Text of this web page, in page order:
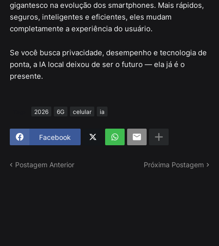
gigantesco na evolução dos smartphones. Mais rápidos,
seguros, inteligentes e eficientes, eles mudam
completamente a experiência do usuário.
Se você busca privacidade, desempenho e tecnologia de
ponta, a IA local deixou de ser o futuro — ela já é o
presente.
2026 6G celular ia
Facebook
Postagem Anterior Próxima Postagem